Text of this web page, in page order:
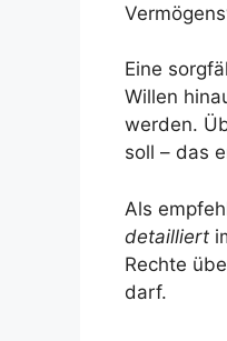
Eine
Willen
werden.
soll – das
Als
detailliert
Rechte
darf.